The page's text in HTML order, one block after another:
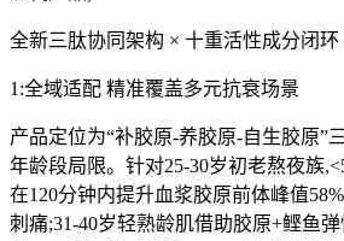
全新三肽协同架构 × 十重活性成分闭
1:全域适配 精准覆盖多元抗衰场景
产品定位为“补胶原-养胶原-自生胶原”
年龄段局限。针对25-30岁初老熬夜族
在120分钟内提升血浆胶原前体峰值
刺痛;31-40岁轻熟龄肌借助胶原+鲣鱼